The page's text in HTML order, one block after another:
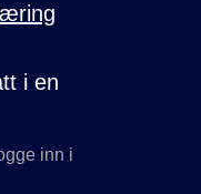
i en
inn i